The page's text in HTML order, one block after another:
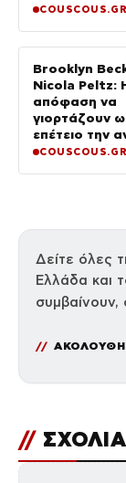
COUSCOUS.GR
Brooklyn
Nicola Peltz:
απόφαση να
γιορτάζουν
επέτειο την
των όρκων
COUSCOUS.GR
Δείτε όλες
Ελλάδα και
συμβαίνουν,
// ΣΧΟΛΙΑ